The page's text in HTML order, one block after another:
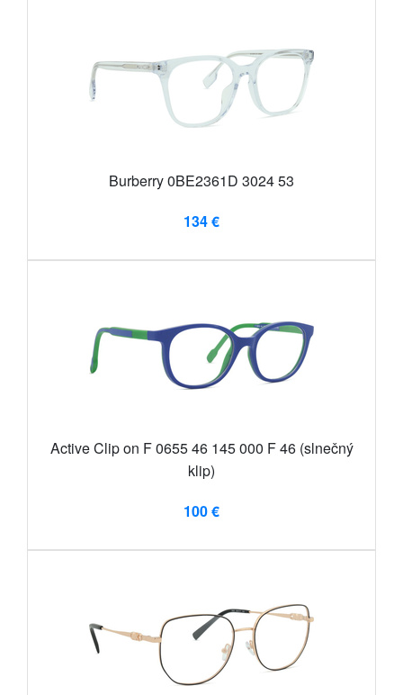
Burberry 0BE2361D 3024 53
134 €
Active Clip on F 0655 46 145 000 F 46 (slnečný
klip)
100 €